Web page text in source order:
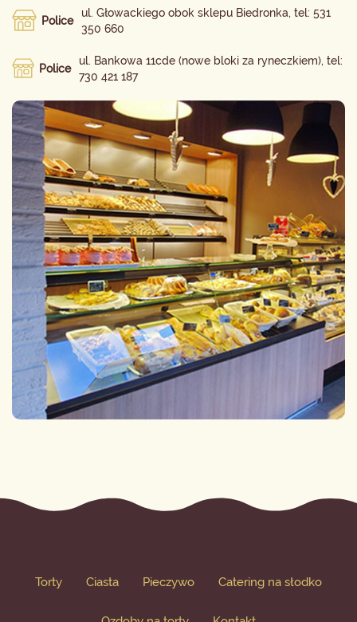
Police
ul. Głowackiego obok sklepu Biedronka, tel: 531
350 660
Police
ul. Bankowa 11cde (nowe bloki za ryneczkiem), tel:
730 421 187
Torty Ciasta Pieczywo Catering na słodko